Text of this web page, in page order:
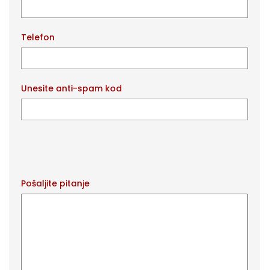
Telefon
Unesite anti-spam kod
Pošaljite pitanje